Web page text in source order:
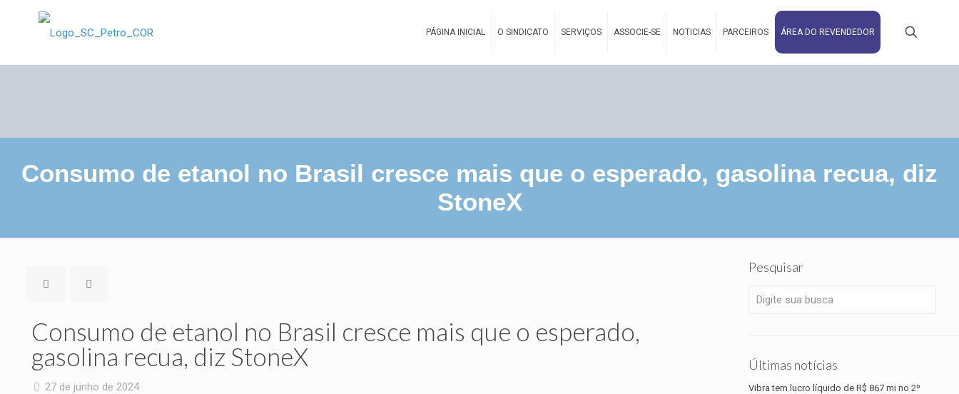
PÁGINA INICIAL O SINDICATO SERVIÇOS ASSOCIE-SE NOTICIAS PARCEIROS ÁREA DO REVENDEDOR
Consumo de etanol no Brasil cresce mais que o esperado, gasolina recua, diz
StoneX
Consumo de etanol no Brasil cresce mais que o esperado,
gasolina recua, diz StoneX
27 de junho de 2024
Pesquisar
Últimas notícias
Vibra tem lucro líquido de R$ 867 mi no 2º